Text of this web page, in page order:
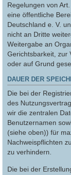
Regelungen von
eine öffentliche
Deutschland e. V.
nicht an Dritte
Weitergabe an
Gerichtsbarkeit, zur
oder auf Grund
DAUER DER
Die bei der
des
wir die zentralen
Benutzernamen
(siehe oben)) für
Nachweispflichten
zu verhindern.
Die bei der